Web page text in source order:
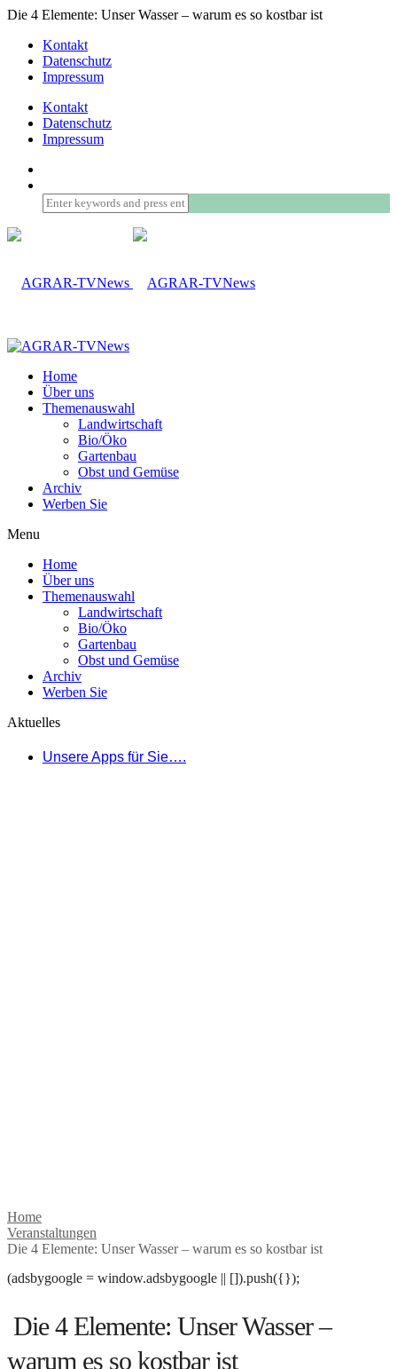
Die 4 Elemente: Unser Wasser – warum es so kostbar ist
Kontakt
Datenschutz
Impressum
Kontakt
Datenschutz
Impressum
Home
Über uns
Themenauswahl
Landwirtschaft
Bio/Öko
Gartenbau
Obst und Gemüse
Archiv
Werben Sie
Menu
Home
Über uns
Themenauswahl
Landwirtschaft
Bio/Öko
Gartenbau
Obst und Gemüse
Archiv
Werben Sie
Aktuelles
Unsere Apps für Sie….
Home
Veranstaltungen
Die 4 Elemente: Unser Wasser – warum es so kostbar ist
(adsbygoogle = window.adsbygoogle || []).push({});
Die 4 Elemente: Unser Wasser –
warum es so kostbar ist